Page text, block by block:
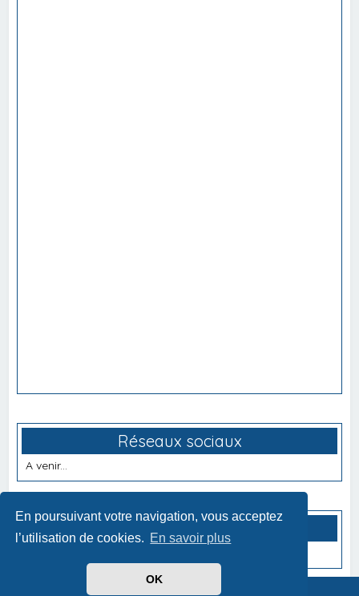
En poursuivant votre navigation, vous acceptez
l’utilisation de cookies. En savoir plus
OK
Réseaux sociaux
A venir...
Partenaires